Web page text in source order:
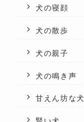
犬の寝顔
犬の散歩
犬の親子
犬の鳴き声
甘えん坊な犬